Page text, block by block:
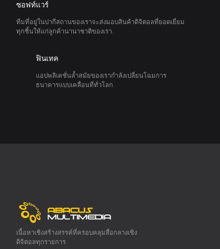
ซอฟท์แวร์
ทีมที่อยู่ในปากีสถานของเราจะส่งมอบสินค้าดิจิตอลที่ยอดเยี่ยม
ทุกชิ้นให้แก่ลูกค้านานาชาติของเรา.
ฟินเทค
แอปพลิเคชั่นล้ำสมัยของเรากำลังเปลี่ยนโฉมการ
ธนาคารแบบเคลื่อนที่ทั่วโลก.
เนื้อหาเชิงสร้างสรรค์ที่ครอบคลุมสื่อกลางเชิง
ดิจิตอลทุกรายการ